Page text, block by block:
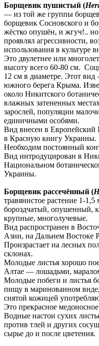
Борщевик пушистый (
— из той же группы
борщевик Сосновского и
жёстко опушён, и жгуч!..
проявлял агрессивности,
использования в культуре
Это двулетнее или
высоту всего 60-80 см.
12 см в диаметре. Этот
южного берега Крыма.
около Никитского
влажных затененных
зарослей, популяции
единичными особями.
Вид внесен в Европейский
в Красную книгу Украины.
Необходим постоянный
Вид интродуцирован в
Национальном
Украины.
Борщевик рассечённый (
травянистое растение 1-
бороздчатый, опушенный,
крупные, многолучевые.
Вид распространен в
Азии, на Дальнем Востоке
Произрастает на лесных
склонах.
Молодые листья хорошо
Алтае — лошадьми,
Молодые побеги и листья
пищу в маринованном
снятой кожицей
Это прекрасное
Водные настои сухих
против тлей и других
сырье до и после цветения.